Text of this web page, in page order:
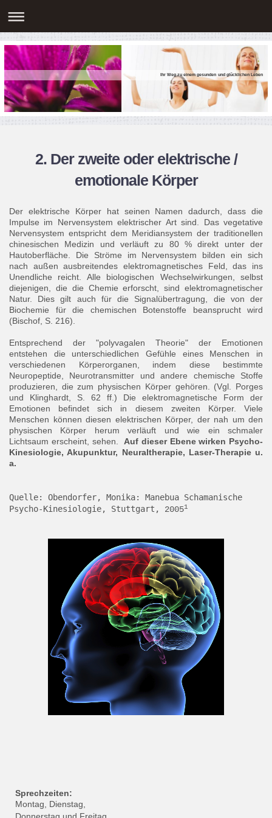
Ihr Weg zu einem gesunden und glücklichen Leben
2. Der zweite oder elektrische /
emotionale Körper
Der elektrische Körper hat seinen Namen dadurch, dass die
Impulse im Nervensystem elektrischer Art sind. Das vegetative
Nervensystem entspricht dem Meridiansystem der traditionellen
chinesischen Medizin und verläuft zu 80 % direkt unter der
Hautoberfläche. Die Ströme im Nervensystem bilden ein sich
nach außen ausbreitendes elektromagnetisches Feld, das ins
Unendliche reicht. Alle biologischen Wechselwirkungen, selbst
diejenigen, die die Chemie erforscht, sind elektromagnetischer
Natur. Dies gilt auch für die Signalübertragung, die von der
Biochemie für die chemischen Botenstoffe beansprucht wird
(Bischof, S. 216).
Entsprechend der "polyvagalen Theorie" der Emotionen
entstehen die unterschiedlichen Gefühle eines Menschen in
verschiedenen Körperorganen, indem diese bestimmte
Neuropeptide, Neurotransmitter und andere chemische Stoffe
produzieren, die zum physischen Körper gehören. (Vgl. Porges
und Klinghardt, S. 62 ff.) Die elektromagnetische Form der
Emotionen befindet sich in diesem zweiten Körper. Viele
Menschen können diesen elektrischen Körper, der nah um den
physischen Körper herum verläuft und wie ein schmaler
Lichtsaum erscheint, sehen. Auf dieser Ebene wirken Psycho-
Kinesiologie, Akupunktur, Neuraltherapie, Laser-Therapie u.
a.
Quelle: Obendorfer, Monika: Manebua Schamanische
Psycho-Kinesiologie, Stuttgart, 20051
Sprechzeiten:
Montag, Dienstag,